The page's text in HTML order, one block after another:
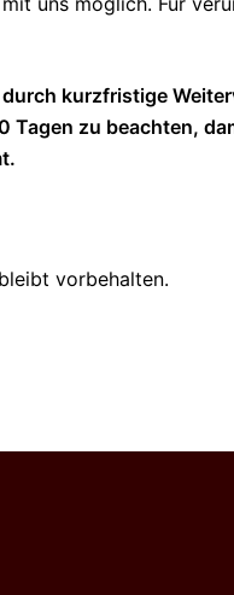
kurzfristige
zu beachten,
vorbehalten.